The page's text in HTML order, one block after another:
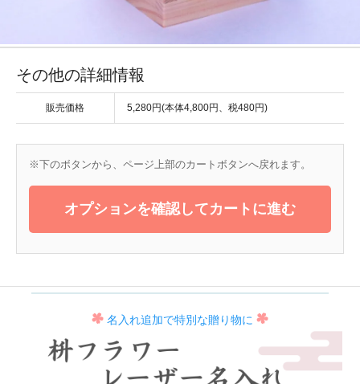
その他の詳細情報
販売価格 5,280円(本体4,800円、税480円)
※下のボタンから、ページ上部のカートボタンへ戻れます。
オプションを確認してカートに進む
名入れ追加で特別な贈り物に